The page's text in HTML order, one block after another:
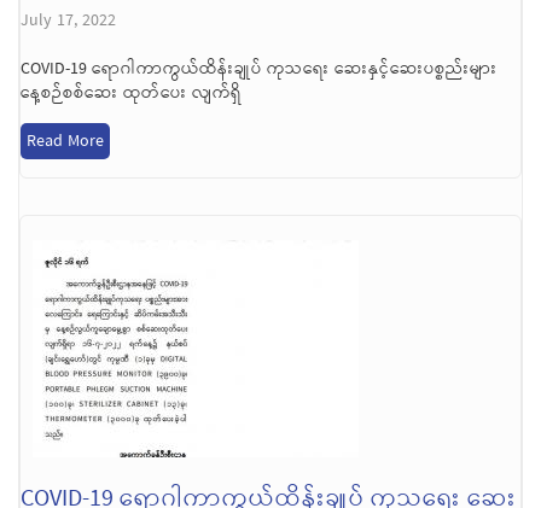
July 17, 2022
COVID-19 ရောဂါကာကွယ်ထိန်းချုပ် ကုသရေး ဆေးနှင့်ဆေးပစ္စည်းများ
နေ့စဉ်စစ်ဆေး ထုတ်ပေး လျက်ရှိ
Read More
COVID-19 ရောဂါကာကွယ်ထိန်းချုပ် ကုသရေး ဆေး